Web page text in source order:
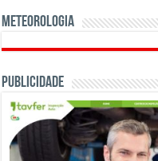
Meteorologia
Publicidade